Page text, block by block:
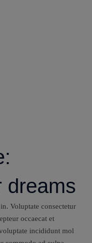
dreams
Voluptate consectetur
occaecat et
incididunt mol